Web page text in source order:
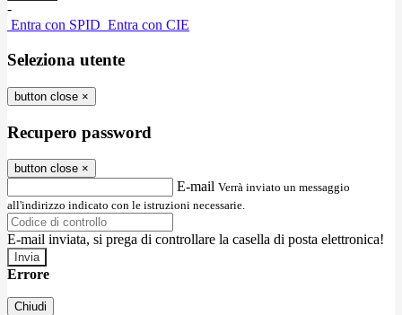
-
Entra con SPID Entra con CIE
Seleziona utente
button close ×
Recupero password
button close ×
E-mail Verrà inviato un messaggio
all'indirizzo indicato con le istruzioni necessarie.
E-mail inviata, si prega di controllare la casella di posta elettronica!
Errore
Chiudi